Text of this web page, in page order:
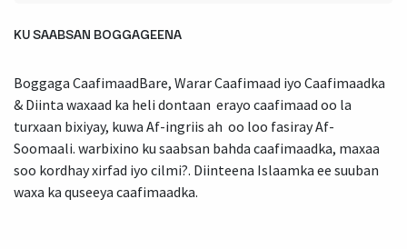
KU SAABSAN BOGGAGEENA
Boggaga CaafimaadBare, Warar Caafimaad iyo Caafimaadka
& Diinta waxaad ka heli dontaan erayo caafimaad oo la
turxaan bixiyay, kuwa Af-ingriis ah oo loo fasiray Af-
Soomaali. warbixino ku saabsan bahda caafimaadka, maxaa
soo kordhay xirfad iyo cilmi?. Diinteena Islaamka ee suuban
waxa ka quseeya caafimaadka.